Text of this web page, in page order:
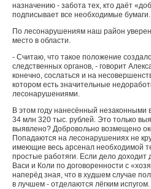
назначению - забота тех, кто даёт
подписывает все необходимые бумаги.
По лесонарушениям наш район
место в области.
- Считаю, что такое поло­жение
следственных ор­ганов, - говорит
конеч­но, сослаться и на
котором есть значитель­ные
лесонарушениями.
В этом году нанесённый незаконными
34 млн 320 тыс. рублей. Это только
выявлено? Добровольно воз­мещено
Попадаются на лесонарушениях не
имеющие весь арсе­нал необходимой
простые ра­ботяги. Если дело доходит
Васи и Коли по договоренно­сти с
наперёд зная, что в худшем случае
в луч­шем - отделаются лёгким ис­пугом.